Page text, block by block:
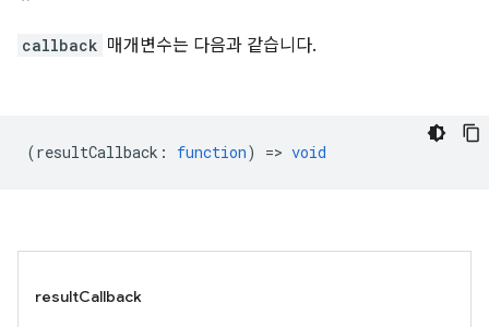
callback 매개변수는 다음과 같습니다.
(resultCallback : function) => void
resultCallback